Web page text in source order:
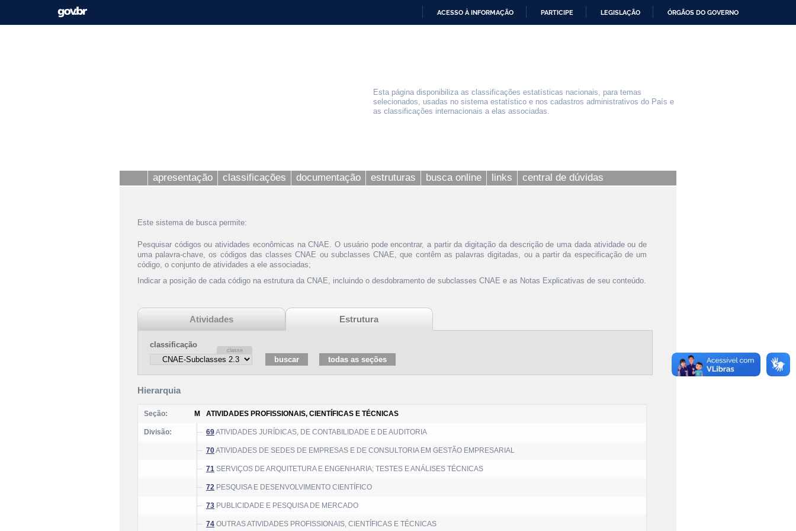
ACESSO À INFORMAÇÃO PARTICIPE LEGISLAÇÃO ÓRGÃOS DO GOVERNO
Esta página disponibiliza as classificações estatísticas nacionais, para temas
selecionados, usadas no sistema estatístico e nos cadastros administrativos do País e
as classificações internacionais a elas associadas.
apresentação classificações documentação estruturas busca online links central de dúvidas
Este sistema de busca permite:
Pesquisar códigos ou atividades econômicas na CNAE. O usuário pode encontrar, a partir da digitação da descrição de uma dada atividade ou de
uma palavra-chave, os códigos das classes CNAE ou subclasses CNAE, que contêm as palavras digitadas, ou a partir da especificação de um
código, o conjunto de atividades a ele associadas;
Indicar a posição de cada código na estrutura da CNAE, incluindo o desdobramento de subclasses CNAE e as Notas Explicativas de seu conteúdo.
Atividades Estrutura
classificação
Hierarquia
Seção: M ATIVIDADES PROFISSIONAIS, CIENTÍFICAS E TÉCNICAS
Divisão: 69ATIVIDADES JURÍDICAS, DE CONTABILIDADE E DE AUDITORIA
70ATIVIDADES DE SEDES DE EMPRESAS E DE CONSULTORIA EM GESTÃO EMPRESARIAL
71 SERVIÇOS DE ARQUITETURA E ENGENHARIA; TESTES E ANÁLISES TÉCNICAS
72 PESQUISA E DESENVOLVIMENTO CIENTÍFICO
73 PUBLICIDADE E PESQUISA DE MERCADO
74 OUTRAS ATIVIDADES PROFISSIONAIS, CIENTÍFICAS E TÉCNICAS